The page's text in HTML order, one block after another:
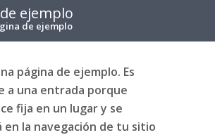
ejemplo
de ejemplo
página de ejemplo. Es
a una entrada porque
fija en un lugar y se
en la navegación de tu sitio